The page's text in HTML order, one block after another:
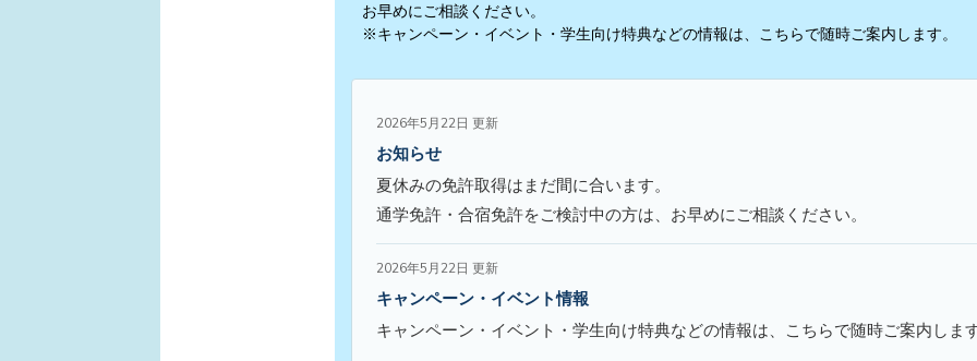
お早めにご相談ください。
※キャンペーン・イベント・学生向け特典などの情報は、こちらで随時ご案内します。
2026年5月22日 更新
お知らせ
夏休みの免許取得はまだ間に合います。
通学免許・合宿免許をご検討中の方は、お早めにご相談ください。
2026年5月22日 更新
キャンペーン・イベント情報
キャンペーン・イベント・学生向け特典などの情報は、こちらで随時ご案内しま